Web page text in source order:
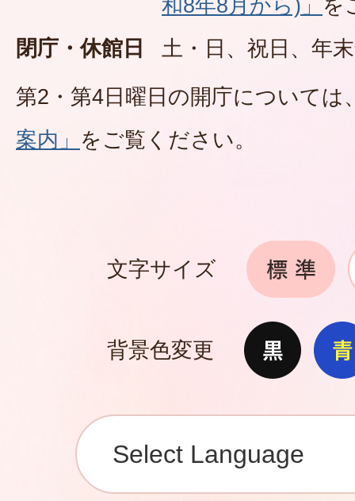
和8年8月から)」 を
閉庁・休館日
土・日、祝日、年
第2・第4日曜日の開庁については
案内」 をご覧ください。
文字サイズ
背景色変更